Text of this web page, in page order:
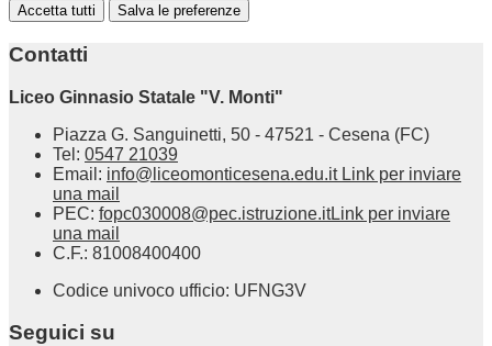
Accetta tutti Salva le preferenze
Contatti
Liceo Ginnasio Statale "V. Monti"
Piazza G. Sanguinetti, 50 - 47521 - Cesena (FC)
Tel: 0547 21039
Email: info@liceomonticesena.edu.it Link per inviare
una mail
PEC: fopc030008@pec.istruzione.itLink per inviare
una mail
C.F.: 81008400400
Codice univoco ufficio: UFNG3V
Seguici su